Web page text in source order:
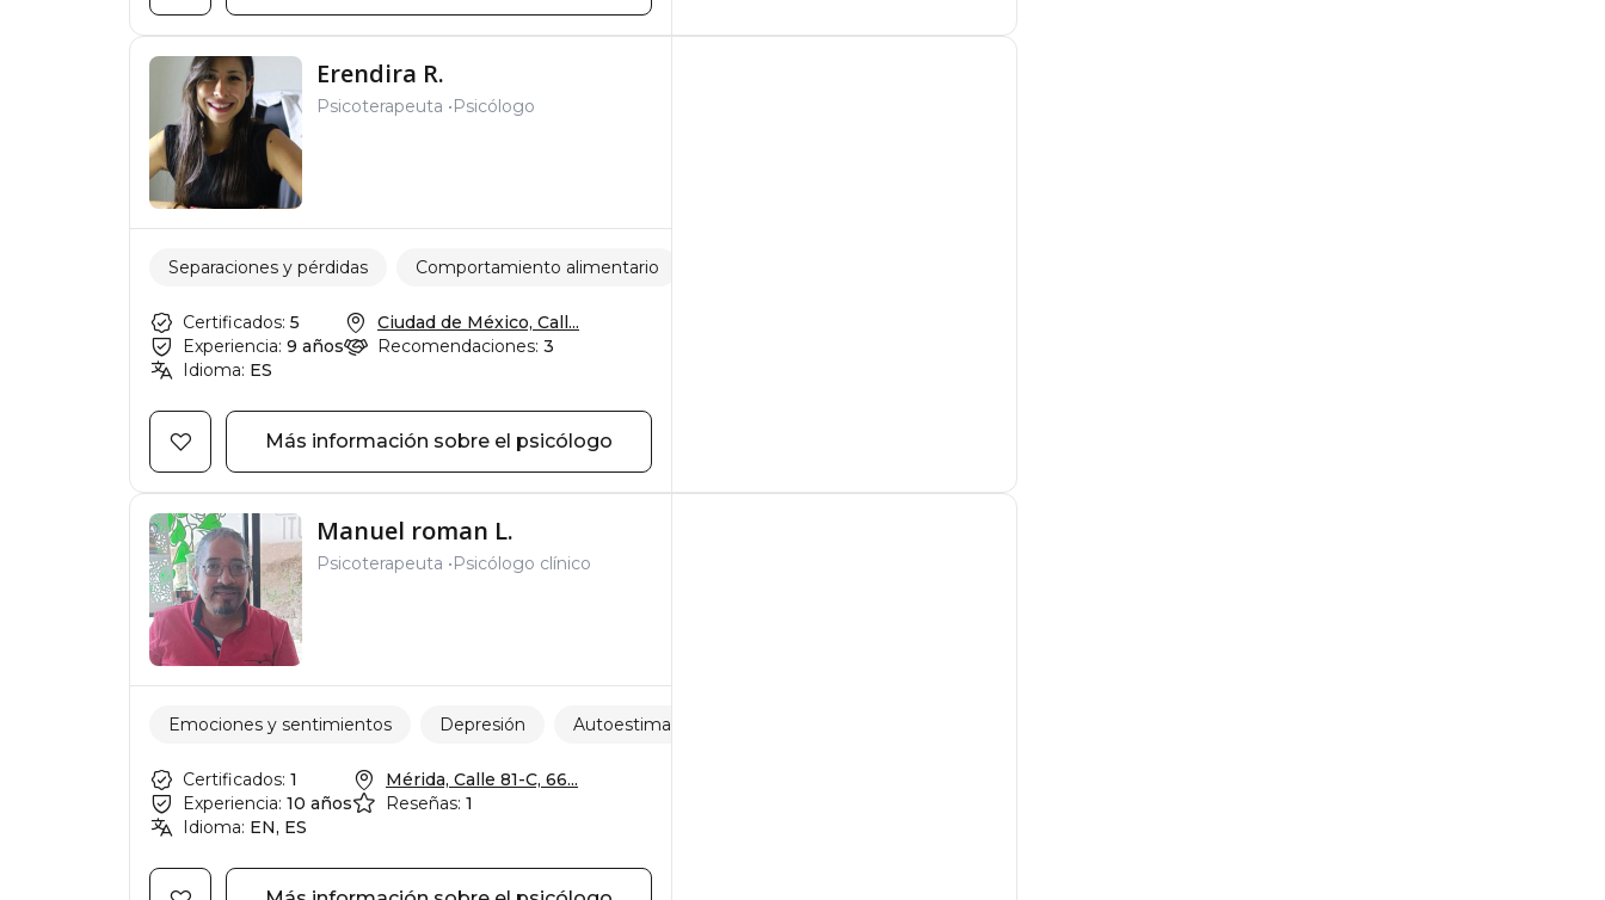
Erendira R.
Psicoterapeuta Psicólogo
Separaciones y pérdidas Comportamiento alimentario
Certificados: 5
Experiencia: 9 años
Idioma: ES
Ciudad de México, Call...
Recomendaciones: 3
Más información sobre el psicólogo
Manuel roman L.
Psicoterapeuta Psicólogo clínico
Emociones y sentimientos Depresión Autoestima
Certificados: 1
Experiencia: 10 años
Idioma: EN, ES
Mérida, Calle 81-C, 66...
Reseñas: 1